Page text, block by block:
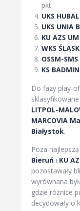
pkt
UKS
UKS UNIA
KU AZS
WKS
OSSM-
KS
Do fazy play-
sklasyfikowane
LITPOL-
MARCOVIA
Białystok.
Poza
Bieruń i KU
pozostawały
wyrównana
gdzie różnice
decydowały o